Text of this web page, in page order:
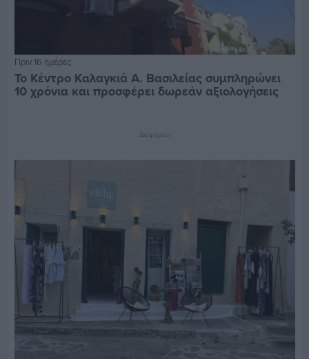
Πριν 16 ημέρες
Το Κέντρο Καλαγκιά Α. Βασιλείας συμπληρώνει
10 χρόνια και προσφέρει δωρεάν αξιολογήσεις
Διαφήμιση